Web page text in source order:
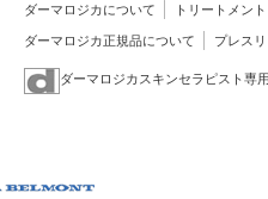
ダーマロジカについて トリートメント
ダーマロジカ正規品について プレス
ダーマロジカスキンセラピスト専